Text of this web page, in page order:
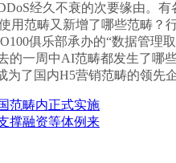
经久不衰的次要缘由。
用范畴又新增了哪些范畴？
俱乐部承办的“数据管
的一周中AI范畴都发生了哪
为了国内H5营销范畴的领
范畴内正式实施
撑融资等体例来